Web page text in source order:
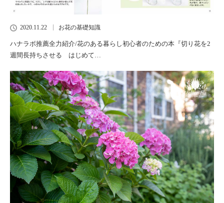
2020.11.22 お花の基礎知識
ハナラボ推薦全力紹介/花のある暮らし初心者のための本『切り花を2
週間長持ちさせる はじめて…